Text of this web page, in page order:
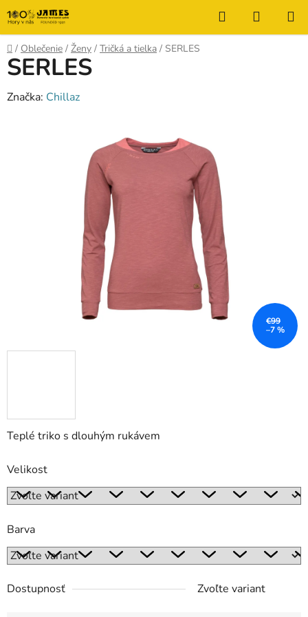
Prejsť
na
obsah
Hľadať
KOŠÍK
Domov
/ Oblečenie / Ženy / Tričká a tielka / SERLES
Teplé triko s dlouhým rukávem
Velikost
Barva
Dostupnosť Zvoľte variant
SERLES
Značka: Chillaz
€99
–7 %